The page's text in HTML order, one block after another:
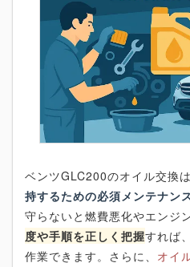
ベンツGLC200のオイル交換は
持するための必須メンテナン
守らないと燃費悪化やエンジ
度や手順を正しく把握すれば
作業できます。さらに、 オイ